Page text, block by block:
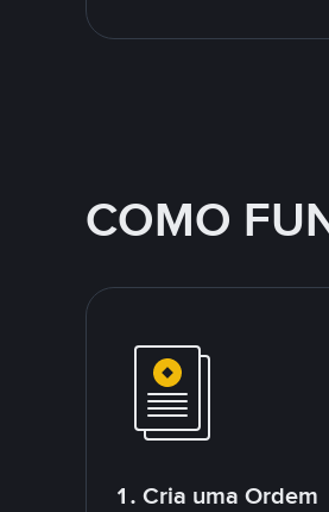
COMO
1. Cria uma Ordem